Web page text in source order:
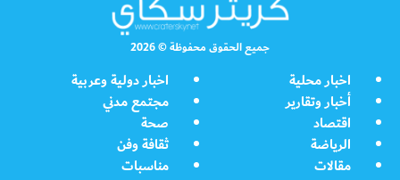
جميع الحقوق محفوظة © 2026
اخبار محلية
اخبار دولية وعربية
أخبار وتقارير
مجتمع مدني
اقتصاد
صحة
الرياضة
ثقافة وفن
مقالات
مناسبات